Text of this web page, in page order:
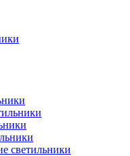
светильники